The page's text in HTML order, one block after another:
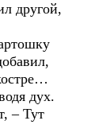
другой,
дух.
– Тут